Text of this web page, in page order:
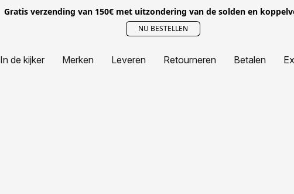
Gratis verzending van 150€ met uitzondering van de solden en
NU BESTELLEN
In de kijker Merken Leveren Retourneren Betalen